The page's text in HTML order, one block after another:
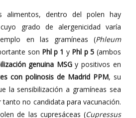
alimentos, dentro del polen hay
grado de alergenicidad varía
en las gramíneas (Phleum
son Phl p 1 y Phl p 5 (ambos
genuina MSG y positivos en
con polinosis de Madrid PPM, su
la sensibilización a gramíneas sea
no candidata para vacunación.
de las cupresáceas (Cupressus